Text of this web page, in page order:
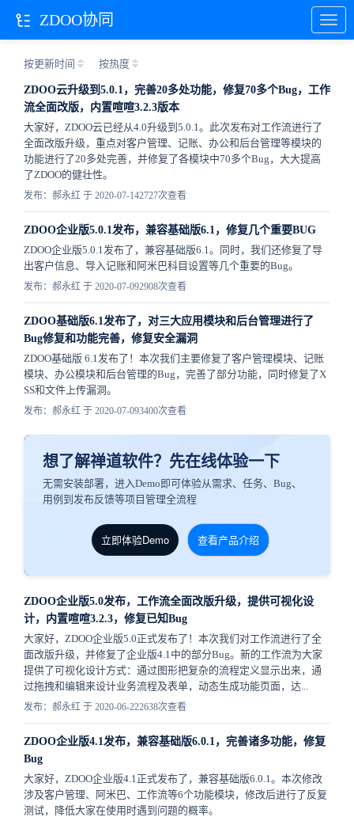
按更新时间 按热度
ZDOO云升级到5.0.1，完善20多处功能，修复70多个Bug，工作
流全面改版，内置喧喧3.2.3版本
大家好，ZDOO云已经从4.0升级到5.0.1。此次发布对工作流进行了
全面改版升级，重点对客户管理、记账、办公和后台管理等模块的
功能进行了20多处完善，并修复了各模块中70多个Bug，大大提高
了ZDOO的健壮性。
发布：郝永红 于 2020-07-142727次查看
ZDOO企业版5.0.1发布，兼容基础版6.1，修复几个重要BUG
ZDOO企业版5.0.1发布了，兼容基础版6.1。同时，我们还修复了导
出客户信息、导入记账和阿米巴科目设置等几个重要的Bug。
发布：郝永红 于 2020-07-092908次查看
ZDOO基础版6.1发布了，对三大应用模块和后台管理进行了
Bug修复和功能完善，修复安全漏洞
ZDOO基础版 6.1发布了！本次我们主要修复了客户管理模块、记账
模块、办公模块和后台管理的Bug，完善了部分功能，同时修复了X
SS和文件上传漏洞。
发布：郝永红 于 2020-07-093400次查看
想了解禅道软件？先在线体验一下
无需安装部署，进入Demo即可体验从需求、任务、Bug、
用例到发布反馈等项目管理全流程
立即体验Demo 查看产品介绍
ZDOO企业版5.0发布，工作流全面改版升级，提供可视化设
计，内置喧喧3.2.3，修复已知Bug
大家好，ZDOO企业版5.0正式发布了！本次我们对工作流进行了全
面改版升级，并修复了企业版4.1中的部分Bug。新的工作流为大家
提供了可视化设计方式：通过图形把复杂的流程定义显示出来，通
过拖拽和编辑来设计业务流程及表单，动态生成功能页面，达...
发布：郝永红 于 2020-06-222638次查看
ZDOO企业版4.1发布，兼容基础版6.0.1，完善诸多功能，修复
Bug
大家好，ZDOO企业版4.1正式发布了，兼容基础版6.0.1。本次修改
涉及客户管理、阿米巴、工作流等6个功能模块，修改后进行了反复
测试，降低大家在使用时遇到问题的概率。
ZDOO协同